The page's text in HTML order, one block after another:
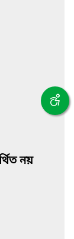
নয়